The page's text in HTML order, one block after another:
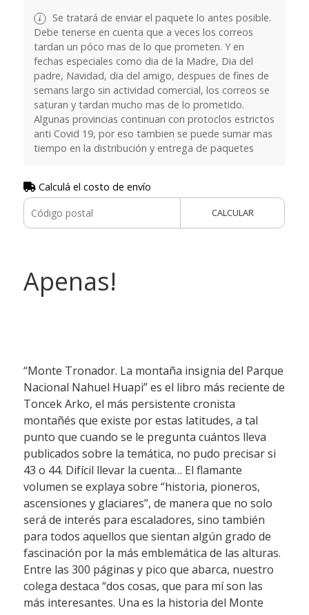
Se tratará de enviar el paquete lo antes posible.
Debe tenerse en cuenta que a veces los correos
tardan un póco mas de lo que prometen. Y en
fechas especiales como dia de la Madre, Dia del
padre, Navidad, dia del amigo, despues de fines de
semans largo sin actividad comercial, los correos se
saturan y tardan mucho mas de lo prometido.
Algunas provincias continuan con protoclos estrictos
anti Covid 19, por eso tambien se puede sumar mas
tiempo en la distribución y entrega de paquetes
Calculá el costo de envío
CALCULAR
Apenas!
“Monte Tronador. La montaña insignia del Parque
Nacional Nahuel Huapi” es el libro más reciente de
Toncek Arko, el más persistente cronista
montañés que existe por estas latitudes, a tal
punto que cuando se le pregunta cuántos lleva
publicados sobre la temática, no pudo precisar si
43 o 44. Difícil llevar la cuenta… El flamante
volumen se explaya sobre “historia, pioneros,
ascensiones y glaciares”, de manera que no solo
será de interés para escaladores, sino también
para todos aquellos que sientan algún grado de
fascinación por la más emblemática de las alturas.
Entre las 300 páginas y pico que abarca, nuestro
colega destaca “dos cosas, que para mí son las
más interesantes. Una es la historia del Monte